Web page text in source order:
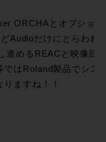
ORCHAとオプショ
Audioだけにとらわれ
進めるREACと映像回
はRoland製品でシス
ますね！！